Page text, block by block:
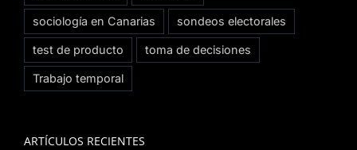
sociología en Canarias sondeos electorales
test de producto toma de decisiones
Trabajo temporal
ARTÍCULOS RECIENTES